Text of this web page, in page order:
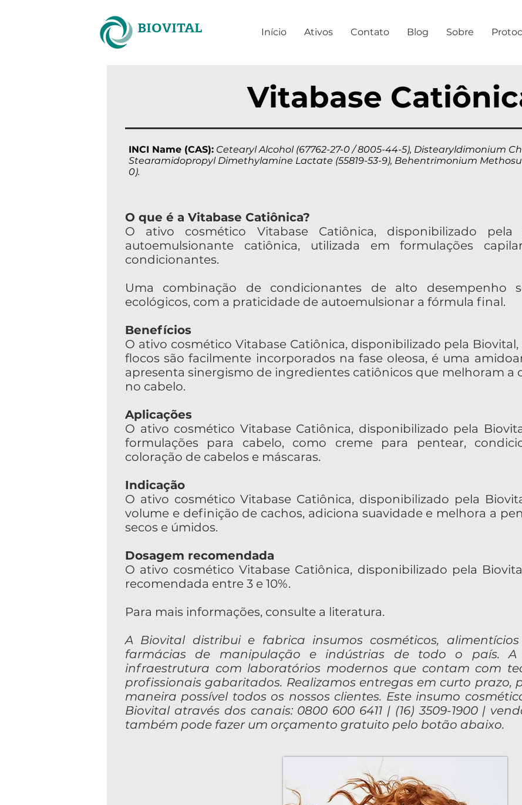
BIOVITAL Início Ativos Contato Blog Sobre
Vitabase
INCI Name (CAS): Cetearyl Alcohol (67762-27-0 / 8005-44-5), Distearyldimonium
Stearamidopropyl Dimethylamine Lactate (55819-53-9), Behentrimonium
0).
O que é a Vitabase Catiônica?
O ativo cosmético Vitabase Catiônica, disponibilizado
autoemulsionante catiônica, utilizada em formulações
condicionantes.
Uma combinação de condicionantes de alto desempenho
ecológicos, com a praticidade de autoemulsionar a fórmula final.
Benefícios
O ativo cosmético Vitabase Catiônica, disponibilizado pela
flocos são facilmente incorporados na fase oleosa, é uma
apresenta sinergismo de ingredientes catiônicos que melhoram a
no cabelo.
Aplicações
O ativo cosmético Vitabase Catiônica, disponibilizado pela
formulações para cabelo, como creme para pentear,
coloração de cabelos e máscaras.
Indicação
O ativo cosmético Vitabase Catiônica, disponibilizado pela
volume e definição de cachos, adiciona suavidade e melhora a
secos e úmidos.
Dosagem recomendada
O ativo cosmético Vitabase Catiônica, disponibilizado pela
recomendada entre 3 e 10%.
Para mais informações, consulte a literatura.
A Biovital distribui e fabrica insumos cosméticos,
farmácias de manipulação e indústrias de todo o país. A
infraestrutura com laboratórios modernos que contam com
profissionais gabaritados. Realizamos entregas em curto prazo,
maneira possível todos os nossos clientes. Este insumo
Biovital através dos canais: 0800 600 6411 | (16) 3509-1900 |
também pode fazer um orçamento gratuito pelo botão abaixo.